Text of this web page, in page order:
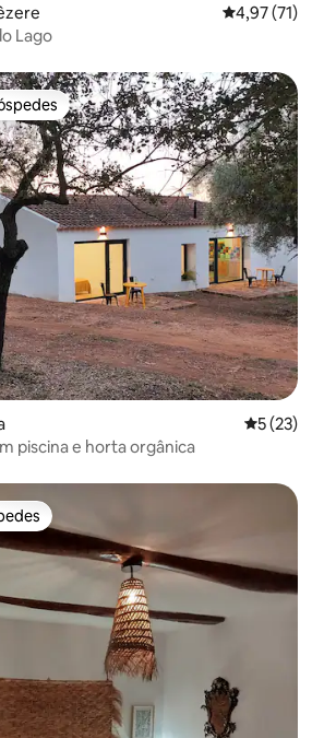
4,97 de uma
4,97 (71)
Lago
preferidos dos hóspedes
5 de uma
5 (23)
piscina e horta orgânica